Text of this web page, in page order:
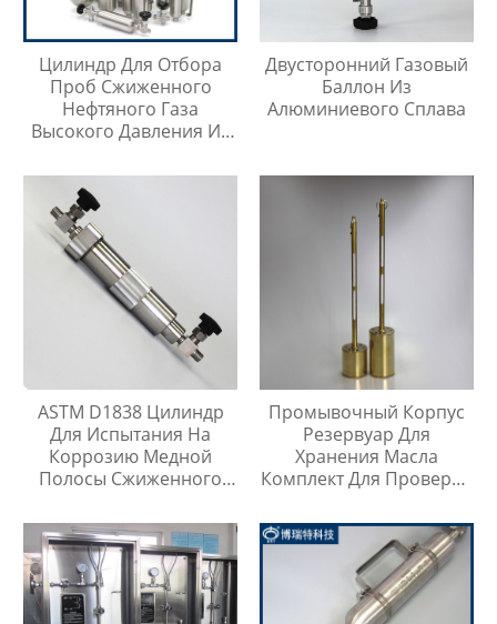
Цилиндр Для Отбора
Проб Сжиженного
Нефтяного Газа
Высокого Давления Из
316SS
Двусторонний Газовый
Баллон Из
Алюминиевого Сплава
ASTM D1838 Цилиндр
Для Испытания На
Коррозию Медной
Полосы Сжиженного
Промывочный Корпус
Резервуар Для
Хранения Масла
Комплект Для Проверки